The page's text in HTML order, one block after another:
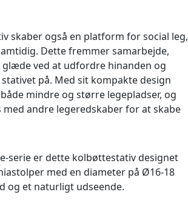
skaber også en platform for social leg,
Dette fremmer samarbejde,
ved at udfordre hinanden og
på. Med sit kompakte design
mindre og større legepladser, og
andre legeredskaber for at skabe
serie er dette kolbøttestativ designet
med en diameter på Ø16-18
og et naturligt udseende.